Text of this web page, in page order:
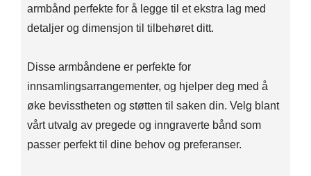
armbånd perfekte for å legge til et ekstra lag med
detaljer og dimensjon til tilbehøret ditt.
Disse armbåndene er perfekte for
innsamlingsarrangementer, og hjelper deg med å
øke bevisstheten og støtten til saken din. Velg blant
vårt utvalg av pregede og inngraverte bånd som
passer perfekt til dine behov og preferanser.